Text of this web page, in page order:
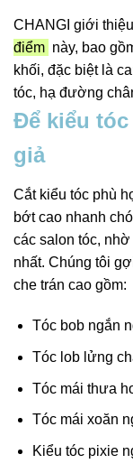
CHANGI giới
điểm này, bao
khối, đặc biệt là
tóc, hạ đường
Để kiểu
giả
Cắt kiểu tóc phù
bớt cao nhanh
các salon tóc,
nhất. Chúng tôi
che trán cao gồm:
Tóc bob ngắn
Tóc lob lửng
Tóc mái thưa
Tóc mái xoăn
Kiểu tóc pixie